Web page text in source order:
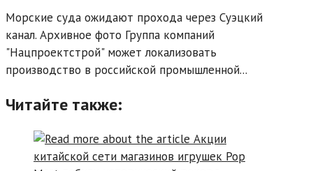
Морские суда ожидают прохода через Суэцкий
канал. Архивное фото Группа компаний
"Нацпроектстрой" может локализовать
производство в российской промышленной...
Читайте также: